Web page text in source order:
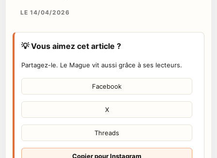
LE 14/04/2026
💡 Vous aimez cet article ?
Partagez-le. Le Mague vit aussi grâce à ses lecteurs.
Facebook
X
Threads
Copier pour Instagram